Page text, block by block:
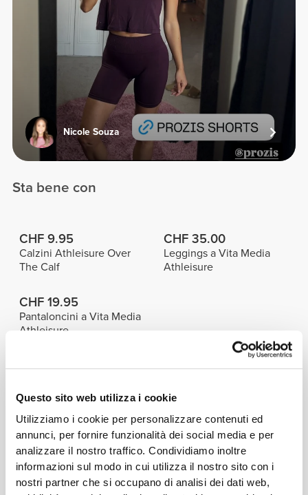
Questo sito web utilizza i cookie
Utilizziamo i cookie per personalizzare contenuti ed
annunci, per fornire funzionalità dei social media e per
analizzare il nostro traffico. Condividiamo inoltre
informazioni sul modo in cui utilizza il nostro sito con i
nostri partner che si occupano di analisi dei dati web,
Nicole Souza
Sta bene con
CHF 9.95
Calzini Athleisure Over
The Calf
CHF 35.00
Leggings a Vita Media
Athleisure
CHF 19.95
Pantaloncini a Vita Media
Athleisure
Prodotti simili Vedi Tutto
CHF 19.95
Crop Top Crossover
Athleisure
CHF 19.95
Athleisure Crossover
Crop Top - Black
CHF 20.00 CHF 19.95